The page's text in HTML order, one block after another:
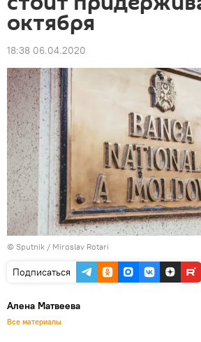
октября
18:38 06.04.2020
© Sputnik / Miroslav Rotari
Подписаться
Алена Матвеева
Все материалы